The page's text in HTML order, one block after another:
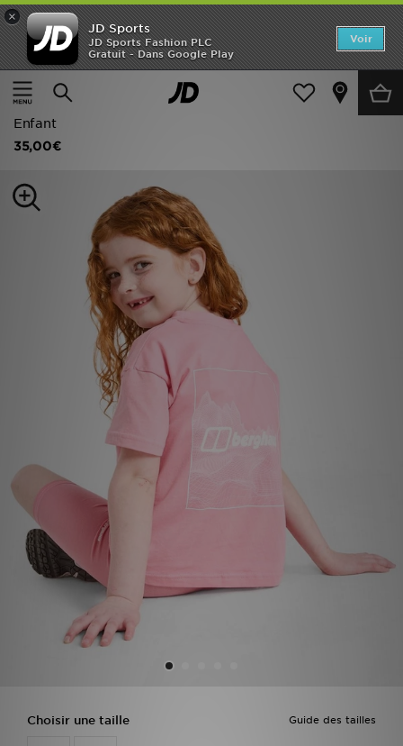
×
JD Sports
JD Sports Fashion PLC
Gratuit - Dans Google Play
Voir
Accueil
Enfant Vêtements Enfant (3-7 ans) Ensembles d'été
Berghaus Ensemble T-shirt/Short Full Box Logo Fille
Enfant
35,00€
Guide des tailles
Choisir une taille
Accueil
Nouveautés
Femme
Enfant
Suivre Ma Commande
Service client
Nos Magasins